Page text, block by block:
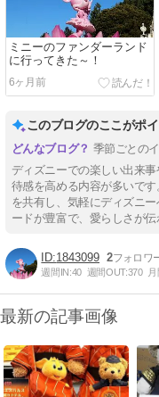
ミニーのファンダーランド
に行ってきた～！
6ヶ月前
このブログのここがポ
季節ごとの
ディズニーでの楽しい出来
待感を高める内容が多いで
を共有し、気軽にディズニ
ードが豊富で、愛らしさが伝
1843099 2
週間IN:40 週間OUT:370
最新の記事画像